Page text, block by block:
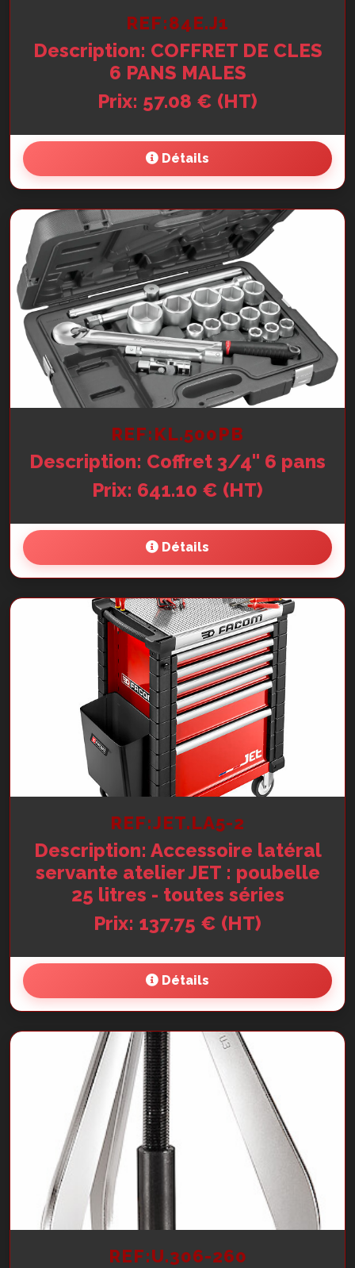
REF:84E.J1
Description: COFFRET DE CLES
6 PANS MALES
Prix: 57.08 € (HT)
Détails
REF:KL.500PB
Description: Coffret 3/4'' 6 pans
Prix: 641.10 € (HT)
Détails
REF:JET.LA5-2
Description: Accessoire latéral
servante atelier JET : poubelle
25 litres - toutes séries
Prix: 137.75 € (HT)
Détails
REF:U.306-260